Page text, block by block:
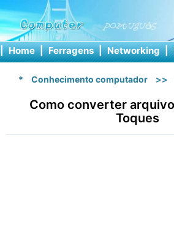
| Home | Ferragens | Networking |
* Conhecimento computador >>
Como converter
Toques